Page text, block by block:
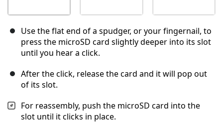
Use the flat end of a spudger, or your fingernail, to
press the microSD card slightly deeper into its slot
until you hear a click.
After the click, release the card and it will pop out
of its slot.
For reassembly, push the microSD card into the
slot until it clicks in place.